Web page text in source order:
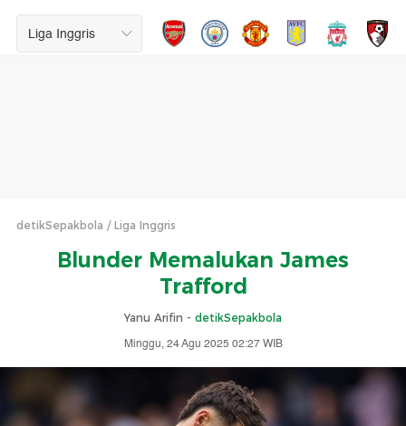
detikSepakbola Liga Inggris
Blunder Memalukan James
Trafford
Yanu Arifin - detikSepakbola
Minggu, 24 Agu 2025 02:27 WIB